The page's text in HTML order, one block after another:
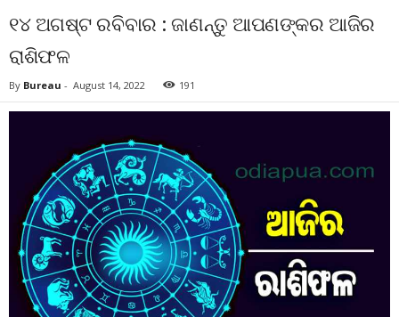
୧୪ ଅଗଷ୍ଟ ରବିବାର : ଜାଣନ୍ତୁ ଆପଣଙ୍କର ଆଜିର
ରାଶିଫଳ
By Bureau - August 14, 2022 191